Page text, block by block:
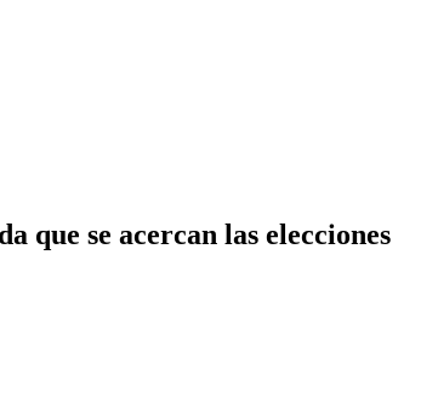
que se acercan las elecciones